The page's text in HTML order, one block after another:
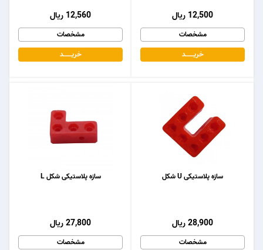
12,560 ریال
مشخصات
خریـــــــد
12,500 ریال
مشخصات
خریـــــــد
سازه پلاستیکی شکل L
27,800 ریال
مشخصات
سازه پلاستیکی U شکل
28,900 ریال
مشخصات